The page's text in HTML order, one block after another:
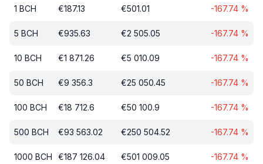
1 BCH €187.13 €501.01 -167.74 %
5 BCH €935.63 €2 505.05 -167.74 %
10 BCH €1 871.26 €5 010.09 -167.74 %
50 BCH €9 356.3 €25 050.45 -167.74 %
100 BCH €18 712.6 €50 100.9 -167.74 %
500 BCH €93 563.02 €250 504.52 -167.74 %
1000 BCH €187 126.04 €501 009.05 -167.74 %